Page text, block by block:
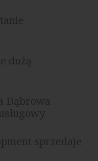
dużą
Dąbrowa
sprzedaje